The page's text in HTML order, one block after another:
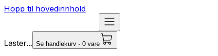
Hopp til hovedinnhold
Laster... Se handlekurv - 0 vare